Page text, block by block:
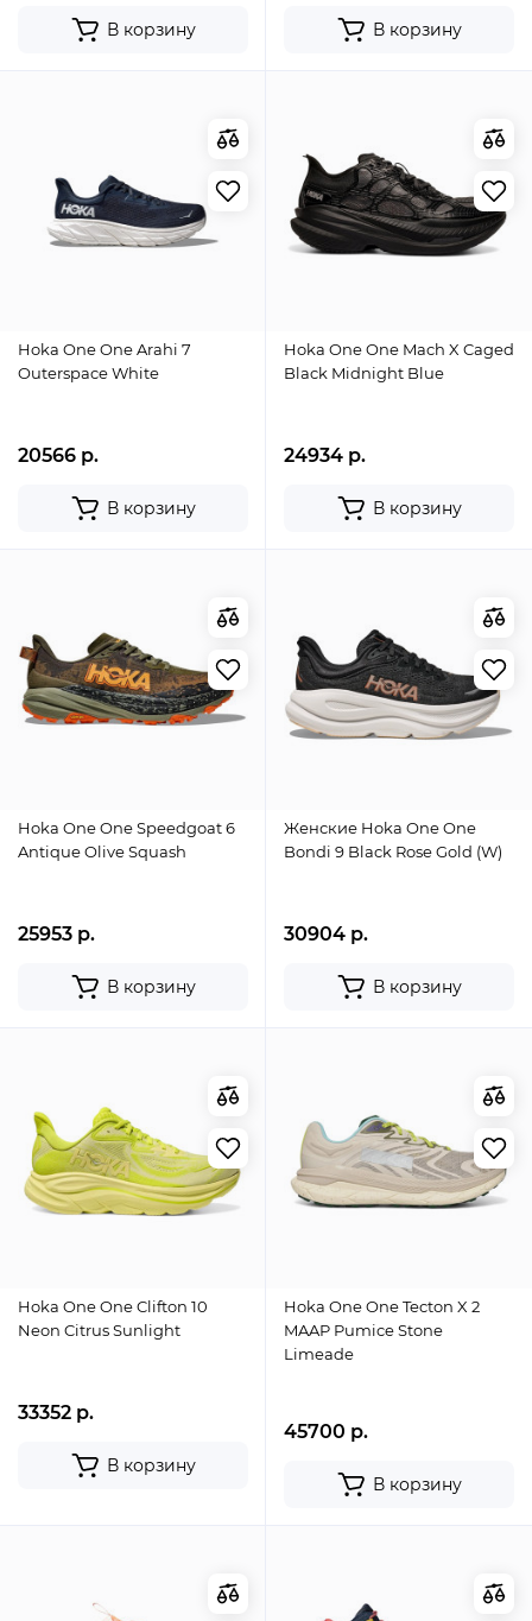
В корзину В корзину
Hoka One One Arahi 7
Outerspace White
20566 р.
В корзину
Hoka One One Mach X Caged
Black Midnight Blue
24934 р.
В корзину
Hoka One One Speedgoat 6
Antique Olive Squash
25953 р.
В корзину
Женские Hoka One One
Bondi 9 Black Rose Gold (W)
30904 р.
В корзину
Hoka One One Clifton 10
Neon Citrus Sunlight
33352 р.
В корзину
Hoka One One Tecton X 2
MAAP Pumice Stone
Limeade
45700 р.
В корзину